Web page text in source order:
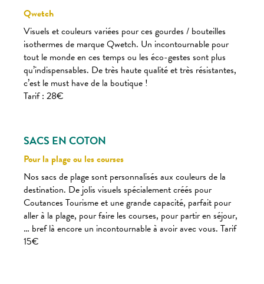
Qwetch
Visuels et couleurs variées pour ces gourdes / bouteilles
isothermes de marque Qwetch. Un incontournable pour
tout le monde en ces temps ou les éco-gestes sont plus
qu’indispensables. De très haute qualité et très résistantes,
c’est le must have de la boutique !
Tarif : 28€
SACS EN COTON
Pour la plage ou les courses
Nos sacs de plage sont personnalisés aux couleurs de la
destination. De jolis visuels spécialement créés pour
Coutances Tourisme et une grande capacité, parfait pour
aller à la plage, pour faire les courses, pour partir en séjour,
… bref là encore un incontournable à avoir avec vous. Tarif
15€